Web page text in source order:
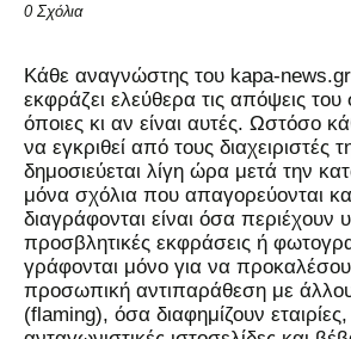
0 Σχόλια
Kάθε αναγνώστης του kapa-
εκφράζει ελεύθερα τις απόψεις του
όποιες κι αν είναι αυτές. Ωστόσο
να εγκριθεί από τους διαχειριστές
δημοσιεύεται λίγη ώρα μετά την
μόνα σχόλια που απαγορεύονται
διαγράφονται είναι όσα περιέχουν
προσβλητικές εκφράσεις ή
γράφονται μόνο για να
προσωπική αντιπαράθεση με
(flaming), όσα διαφημίζουν